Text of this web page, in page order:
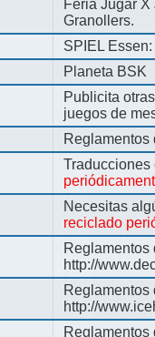
Feria Jugar
Granollers.
SPIEL
Planeta BSK
Publicita
juegos de
Reglamentos
Necesitas
reciclado
Reglamentos
http://
Reglamentos
http://
Reglamentos